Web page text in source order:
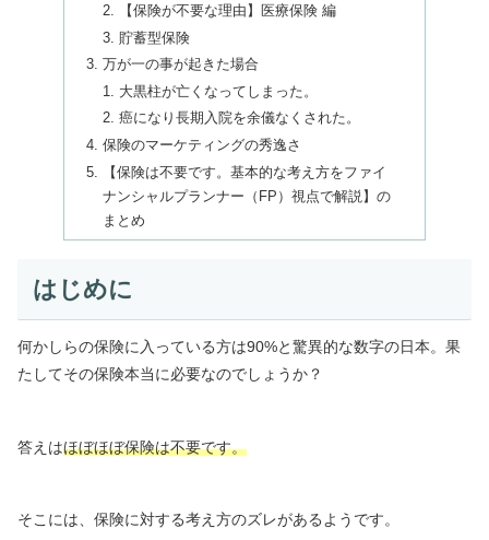
【保険が不要な理由】医療保険 編
貯蓄型保険
万が一の事が起きた場合
大黒柱が亡くなってしまった。
癌になり長期入院を余儀なくされた。
保険のマーケティングの秀逸さ
【保険は不要です。基本的な考え方をファイ
ナンシャルプランナー（FP）視点で解説】の
まとめ
はじめに
何かしらの保険に入っている方は90%と驚異的な数字の日本。果
たしてその保険本当に必要なのでしょうか？
答えはほぼほぼ保険は不要です。
そこには、保険に対する考え方のズレがあるようです。